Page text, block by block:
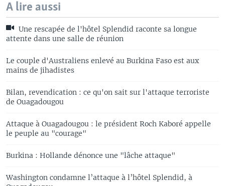
A lire aussi
Une rescapée de l'hôtel Splendid raconte sa longue
attente dans une salle de réunion
Le couple d'Australiens enlevé au Burkina Faso est aux
mains de jihadistes
Bilan, revendication : ce qu'on sait sur l'attaque terroriste
de Ouagadougou
Attaque à Ouagadougou : le président Roch Kaboré appelle
le peuple au "courage"
Burkina : Hollande dénonce une "lâche attaque"
Washington condamne l’attaque à l’hôtel Splendid, à